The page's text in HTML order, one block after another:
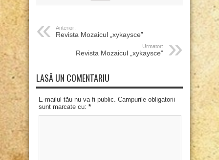
Anterior:
Revista Mozaicul „xykaysce”
Urmator:
Revista Mozaicul „xykaysce”
LASĂ UN COMENTARIU
E-mailul tău nu va fi public. Campurile obligatorii
sunt marcate cu: *